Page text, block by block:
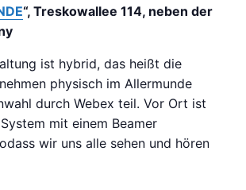
“, Treskowallee 114, neben der
ist hybrid, das heißt die
physisch im Allermunde
durch Webex teil. Vor Ort ist
mit einem Beamer
wir uns alle sehen und hören